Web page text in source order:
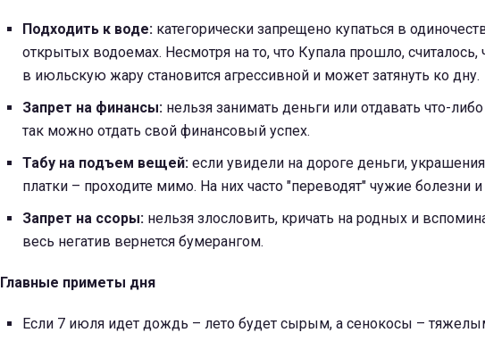
Подходить к воде: категорически запрещено купаться в
открытых водоемах. Несмотря на то, что Купала прошло, считалось,
в июльскую жару становится агрессивной и может затянуть ко дну.
Запрет на финансы: нельзя занимать деньги или отдавать что-
так можно отдать свой финансовый успех.
Табу на подъем вещей: если увидели на дороге деньги,
платки – проходите мимо. На них часто "переводят" чужие болезни и
Запрет на ссоры: нельзя злословить, кричать на родных и
весь негатив вернется бумерангом.
Главные приметы дня
Если 7 июля идет дождь – лето будет сырым, а сенокосы –